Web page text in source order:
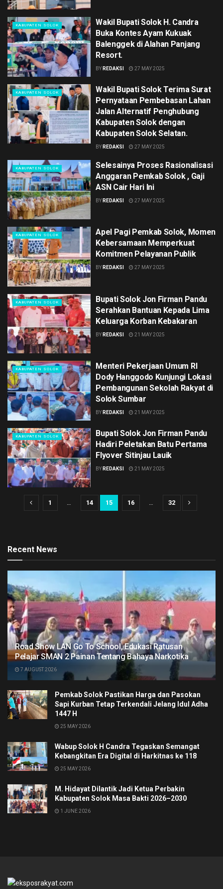
KABUPATEN SOLOK
Wakil Bupati Solok H. Candra
Buka Kontes Ayam Kukuak
Balenggek di Alahan Panjang
Resort.
BY REDAKSI 27 MAY 2025
KABUPATEN SOLOK
Wakil Bupati Solok Terima Surat
Pernyataan Pembebasan Lahan
Jalan Alternatif Penghubung
Kabupaten Solok dengan
Kabupaten Solok Selatan.
BY REDAKSI 27 MAY 2025
KABUPATEN SOLOK
Selesainya Proses Rasionalisasi
Anggaran Pemkab Solok , Gaji
ASN Cair Hari Ini
BY REDAKSI 27 MAY 2025
KABUPATEN SOLOK
Apel Pagi Pemkab Solok, Momen
Kebersamaan Memperkuat
Komitmen Pelayanan Publik
BY REDAKSI 27 MAY 2025
KABUPATEN SOLOK
Bupati Solok Jon Firman Pandu
Serahkan Bantuan Kepada Lima
Keluarga Korban Kebakaran
BY REDAKSI 21 MAY 2025
KABUPATEN SOLOK
Menteri Pekerjaan Umum RI
Dody Hanggodo Kunjungi Lokasi
Pembangunan Sekolah Rakyat di
Solok Sumbar
BY REDAKSI 21 MAY 2025
KABUPATEN SOLOK
Bupati Solok Jon Firman Pandu
Hadiri Peletakan Batu Pertama
Flyover Sitinjau Lauik
BY REDAKSI 21 MAY 2025
1 … 14 15 16 … 32
Recent News
Road Show LAN Go To School, Edukasi Ratusan
Pelajar SMAN 2 Painan Tentang Bahaya Narkotika
7 AUGUST 2026
Pemkab Solok Pastikan Harga dan Pasokan
Sapi Kurban Tetap Terkendali Jelang Idul Adha
1447 H
25 MAY 2026
Wabup Solok H Candra Tegaskan Semangat
Kebangkitan Era Digital di Harkitnas ke 118
25 MAY 2026
M. Hidayat Dilantik Jadi Ketua Perbakin
Kabupaten Solok Masa Bakti 2026–2030
1 JUNE 2026